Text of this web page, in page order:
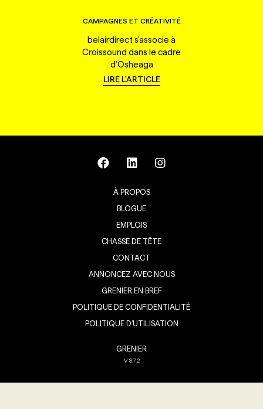
CAMPAGNES ET CRÉATIVITÉ
belairdirect s'associe à
Croissound dans le cadre
d'Osheaga
LIRE L'ARTICLE
À PROPOS
BLOGUE
EMPLOIS
CHASSE DE TÊTE
CONTACT
ANNONCEZ AVEC NOUS
GRENIER EN BREF
POLITIQUE DE CONFIDENTIALITÉ
POLITIQUE D’UTILISATION
GRENIER
V8.7.2